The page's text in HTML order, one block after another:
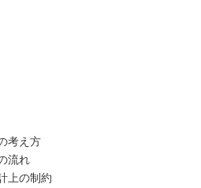
考え方
流れ
上の制約